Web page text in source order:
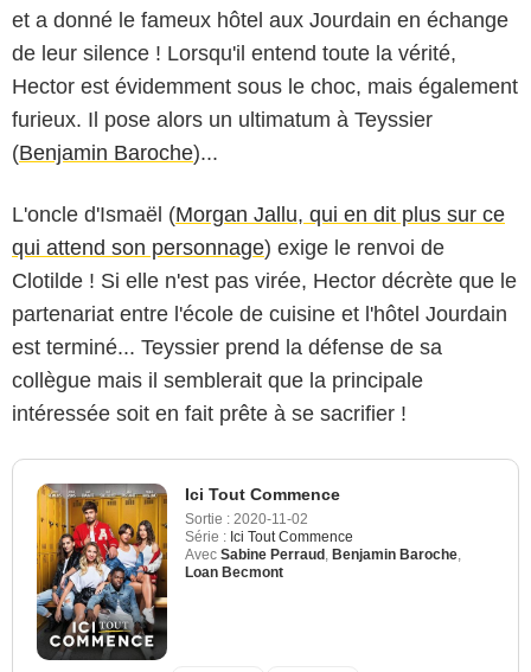
et a donné le fameux hôtel aux Jourdain en échange
de leur silence ! Lorsqu'il entend toute la vérité,
Hector est évidemment sous le choc, mais également
furieux. Il pose alors un ultimatum à Teyssier
(Benjamin Baroche)...
L'oncle d'Ismaël (Morgan Jallu, qui en dit plus sur ce
qui attend son personnage) exige le renvoi de
Clotilde ! Si elle n'est pas virée, Hector décrète que le
partenariat entre l'école de cuisine et l'hôtel Jourdain
est terminé... Teyssier prend la défense de sa
collègue mais il semblerait que la principale
intéressée soit en fait prête à se sacrifier !
Ici Tout Commence
Sortie : 2020-11-02
Série : Ici Tout Commence
Avec Sabine Perraud Benjamin Baroche
Loan Becmont